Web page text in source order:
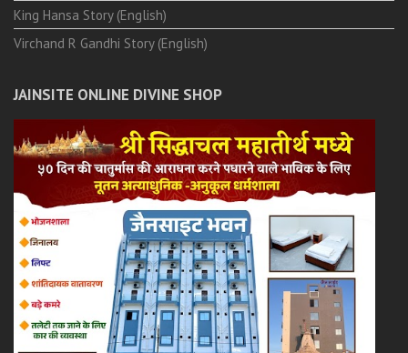
King Hansa Story (English)
Virchand R Gandhi Story (English)
JAINSITE ONLINE DIVINE SHOP